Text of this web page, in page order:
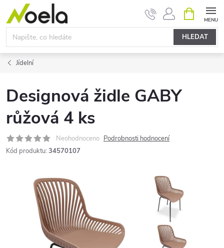
Přejít
obsah
HLEDAT
NÁKUPNÍ
KOŠÍK
Jídelní
Designová židle GABY
růžová 4 ks
Neohodnoceno Podrobnosti hodnocení
Kód produktu: 34570107